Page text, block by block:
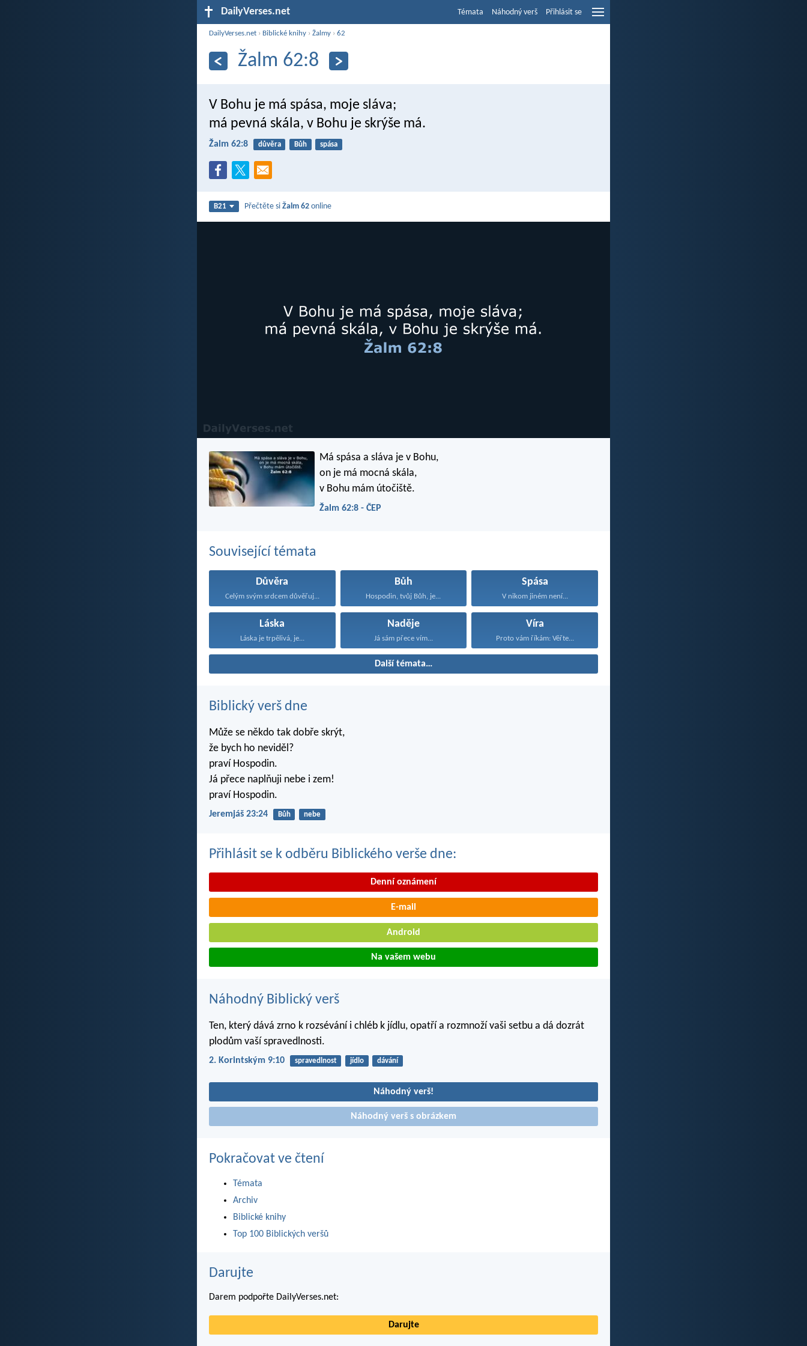
DailyVerses.net Témata Náhodný verš Přihlásit se
DailyVerses.net › Biblické knihy ›Žalmy ›62
Žalm 62:8
V Bohu je má spása, moje sláva;
má pevná skála, v Bohu je skrýše má.
Žalm 62:8 důvěra Bůh spása
B21 Přečtěte siŽalm 62 online
Má spása a sláva je v Bohu,
on je má mocná skála,
v Bohu mám útočiště.
Žalm 62:8 - ČEP
Související témata
Důvěra
Celým svým srdcem důvěřuj...
Bůh
Hospodin, tvůj Bůh, je...
Spása
V nikom jiném není...
Láska
Láska je trpělivá, je...
Naděje
Já sám přece vím...
Víra
Proto vám říkám: Věřte...
Další témata…
Biblický verš dne
Může se někdo tak dobře skrýt,
že bych ho neviděl?
praví Hospodin.
Já přece naplňuji nebe i zem!
praví Hospodin.
Jeremjáš 23:24 Bůh nebe
Přihlásit se k odběru Biblického verše dne:
Denní oznámení
E-mail
Android
Na vašem webu
Náhodný Biblický verš
Ten, který dává zrno k rozsévání i chléb k jídlu, opatří a rozmnoží vaši setbu a dá dozrát
plodům vaší spravedlnosti.
2. Korintským 9:10 spravedlnost jídlo dávání
Náhodný verš!
Náhodný verš s obrázkem
Pokračovat ve čtení
Témata
Archiv
Biblické knihy
Top 100 Biblických veršů
Darujte
Darem podpořte DailyVerses.net:
Darujte